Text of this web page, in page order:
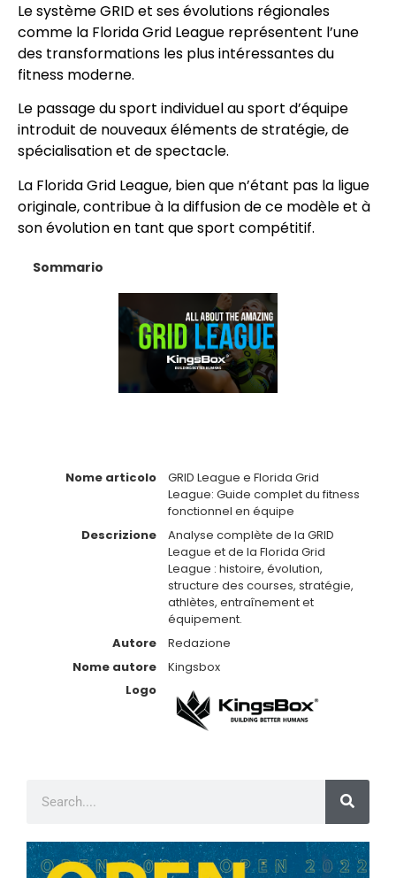
Le système GRID et ses évolutions régionales
comme la Florida Grid League représentent l’une
des transformations les plus intéressantes du
fitness moderne.
Le passage du sport individuel au sport d’équipe
introduit de nouveaux éléments de stratégie, de
spécialisation et de spectacle.
La Florida Grid League, bien que n’étant pas la ligue
originale, contribue à la diffusion de ce modèle et à
son évolution en tant que sport compétitif.
Sommario
Nome articolo
GRID League e Florida Grid
League: Guide complet du fitness
fonctionnel en équipe
Descrizione
Analyse complète de la GRID
League et de la Florida Grid
League : histoire, évolution,
structure des courses, stratégie,
athlètes, entraînement et
équipement.
Autore
Redazione
Nome autore
Kingsbox
Logo